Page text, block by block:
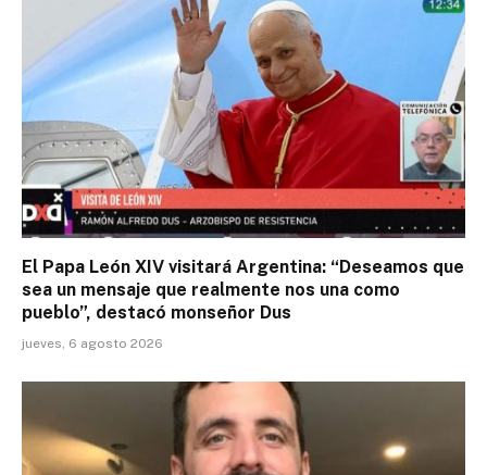
El Papa León XIV visitará Argentina: “Deseamos que
sea un mensaje que realmente nos una como
pueblo”, destacó monseñor Dus
jueves, 6 agosto 2026